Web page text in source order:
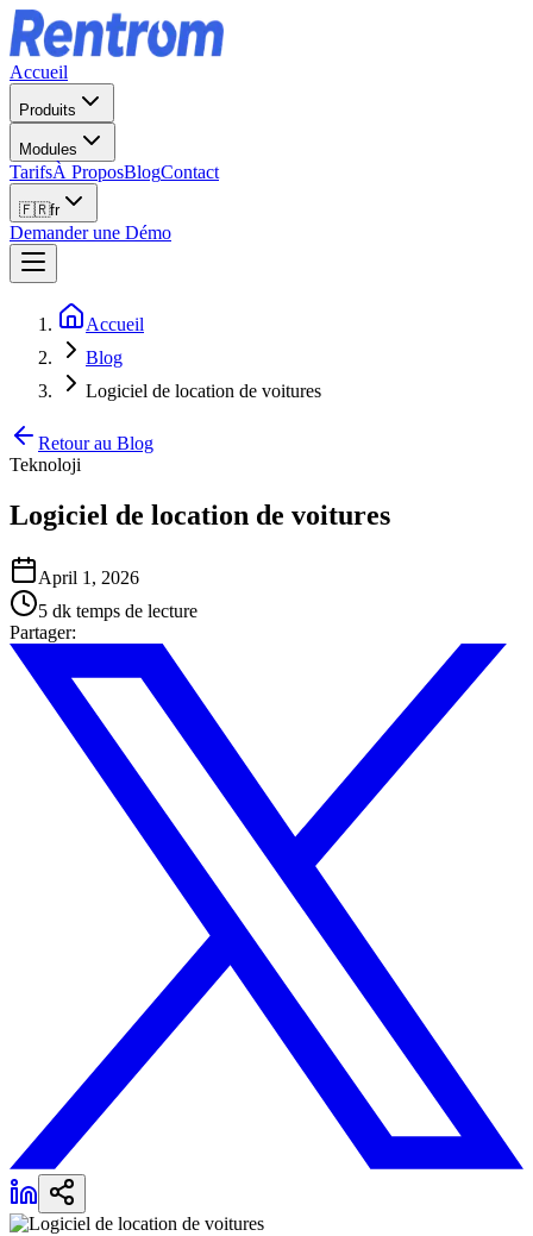
Accueil
Produits
Modules
TarifsÀ ProposBlogContact
🇫🇷fr
Demander une Démo
Accueil
Blog
Logiciel de location de voitures
Retour au Blog
Teknoloji
Logiciel de location de voitures
April 1, 2026
5 dk temps de lecture
Partager: